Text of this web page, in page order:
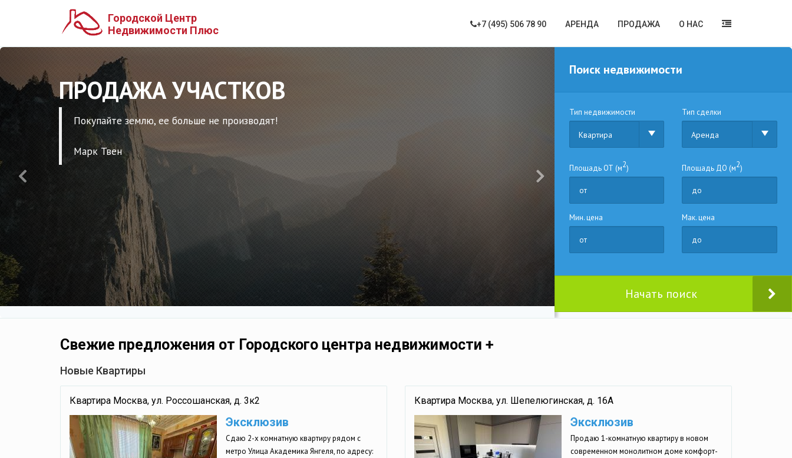
Городской Центр
Недвижимости Плюс
+7 (495) 506 78 90 АРЕНДА ПРОДАЖА О НАС
НЕДВИЖИМОСТЬ ДЛЯ
БИЗНЕСА
Продажа, покупка и аренда коммерческой недвижимости, ответственное
управление арендным бизнесом, перевод квартир в нежилой фонд и пр.
Поиск недвижимости
Тип недвижимости
Квартира
Тип сделки
Аренда
Площадь ОТ (м2) Площадь ДО (м2)
Мин. цена Мак. цена
Начать поиск
Свежие предложения от Городского центра недвижимости +
Новые Квартиры
Квартира Москва, ул. Россошанская, д. 3к2
Эксклюзив
Сдаю 2-х комнатную квартиру рядом с
метро Улица Академика Янгеля, по адресу:
Квартира Москва, ул. Шепелюгинская, д. 16А
Эксклюзив
Продаю 1-комнатную квартиру в новом
современном монолитном доме комфорт-